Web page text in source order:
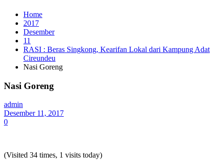
Home
2017
Desember
11
RASI : Beras Singkong, Kearifan Lokal dari Kampung Adat
Cireundeu
Nasi Goreng
Nasi Goreng
admin
Desember 11, 2017
0
(Visited 34 times, 1 visits today)